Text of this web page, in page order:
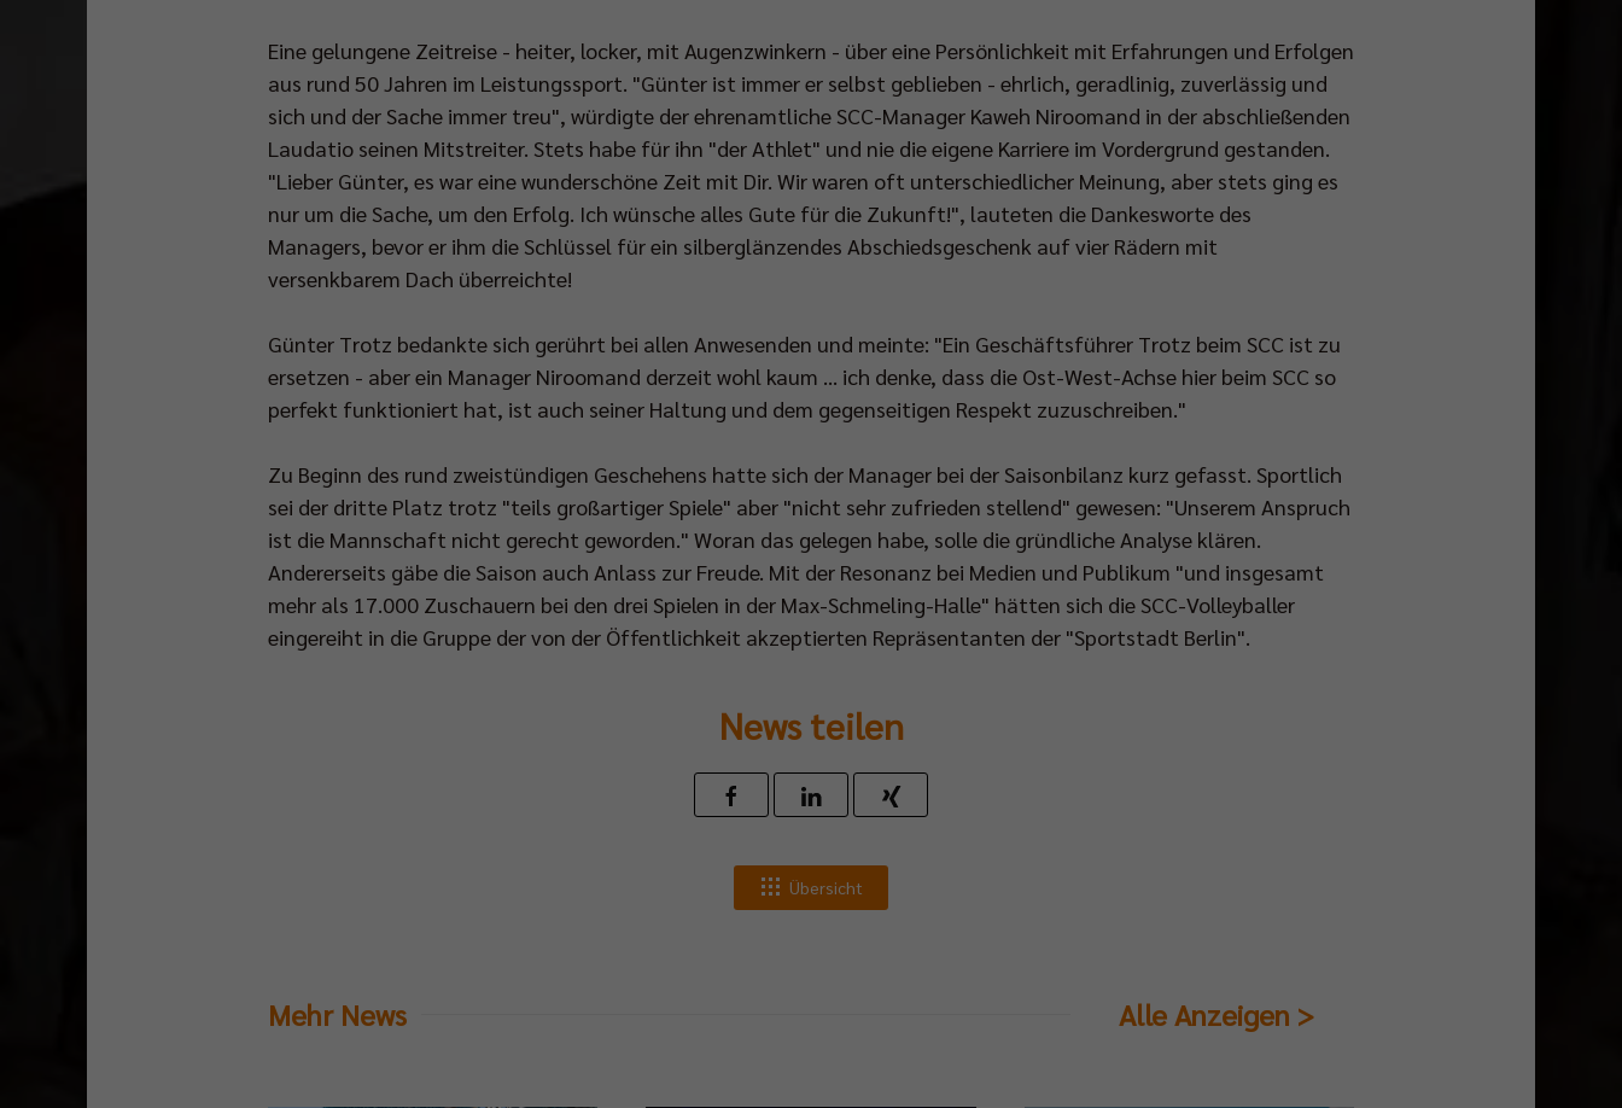
Eine gelungene Zeitreise - heiter, locker, mit Augenzwinkern - über eine Persönlichkeit mit Erfahrungen und Erfolgen
aus rund 50 Jahren im Leistungssport. "Günter ist immer er selbst geblieben - ehrlich, geradlinig, zuverlässig und
sich und der Sache immer treu", würdigte der ehrenamtliche SCC-Manager Kaweh Niroomand in der abschließenden
Laudatio seinen Mitstreiter. Stets habe für ihn "der Athlet" und nie die eigene Karriere im Vordergrund gestanden.
"Lieber Günter, es war eine wunderschöne Zeit mit Dir. Wir waren oft unterschiedlicher Meinung, aber stets ging es
nur um die Sache, um den Erfolg. Ich wünsche alles Gute für die Zukunft!", lauteten die Dankesworte des
Managers, bevor er ihm die Schlüssel für ein silberglänzendes Abschiedsgeschenk auf vier Rädern mit
versenkbarem Dach überreichte!
Günter Trotz bedankte sich gerührt bei allen Anwesenden und meinte: "Ein Geschäftsführer Trotz beim SCC ist zu
ersetzen - aber ein Manager Niroomand derzeit wohl kaum ... ich denke, dass die Ost-West-Achse hier beim SCC so
perfekt funktioniert hat, ist auch seiner Haltung und dem gegenseitigen Respekt zuzuschreiben."
Zu Beginn des rund zweistündigen Geschehens hatte sich der Manager bei der Saisonbilanz kurz gefasst. Sportlich
sei der dritte Platz trotz "teils großartiger Spiele" aber "nicht sehr zufrieden stellend" gewesen: "Unserem Anspruch
ist die Mannschaft nicht gerecht geworden." Woran das gelegen habe, solle die gründliche Analyse klären.
Andererseits gäbe die Saison auch Anlass zur Freude. Mit der Resonanz bei Medien und Publikum "und insgesamt
mehr als 17.000 Zuschauern bei den drei Spielen in der Max-Schmeling-Halle" hätten sich die SCC-Volleyballer
eingereiht in die Gruppe der von der Öffentlichkeit akzeptierten Repräsentanten der "Sportstadt Berlin".
News teilen
Übersicht
Mehr News Alle Anzeigen >